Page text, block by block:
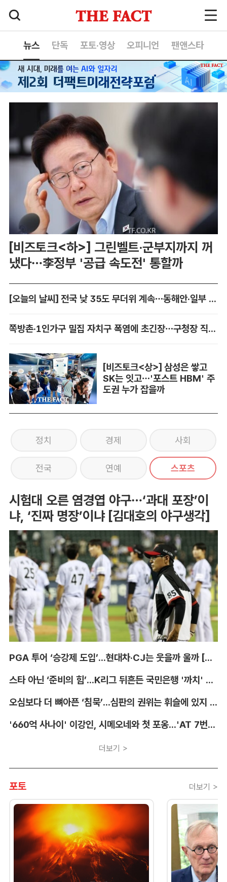
뉴스 단독 포토·영상 오피니언 팬앤스타
[비즈토크<하>] 그린벨트·군부지까지 꺼
냈다…李정부 '공급 속도전' 통할까
[오늘의 날씨] 전국 낮 35도 무더위 계속…동해안·일부 지역 비
쪽방촌·1인가구 밀집 자치구 폭염에 초긴장…구청장 직접 챙긴다
[비즈토크<상>] 삼성은 쌓고
SK는 잇고…'포스트 HBM' 주
도권 누가 잡을까
정치 경제 사회
전국 연예 스포츠
시험대 오른 염경엽 야구…‘과대 포장’이
냐, ‘진짜 명장’이냐 [김대호의 야구생각]
PGA 투어 ‘승강제 도입’...현대차·CJ는 웃을까 울까 [박호윤의 IN&OUT]
스타 아닌 ‘준비의 힘’...K리그 뒤흔든 국민은행 '까치' 사단 [이영규의 비욘더매치]
오심보다 더 뼈아픈 ‘침묵’...심판의 권위는 휘슬에 있지 않다 [박순규의 창]
'660억 사나이' 이강인, 시메오네와 첫 포옹...'AT 7번' 데뷔 초읽기
더보기 >
포토 더보기 >